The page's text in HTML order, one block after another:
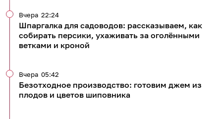
Шпаргалка для садоводов: рассказываем, как
собирать персики, ухаживать за оголёнными
ветками и кроной
Вчера 22:24
Безотходное производство: готовим джем из
плодов и цветов шиповника
Вчера 05:42